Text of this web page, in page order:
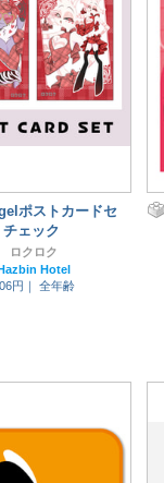
ポストカードセ
ェック
ロクロク
Hazbin Hotel
円｜
全年齢